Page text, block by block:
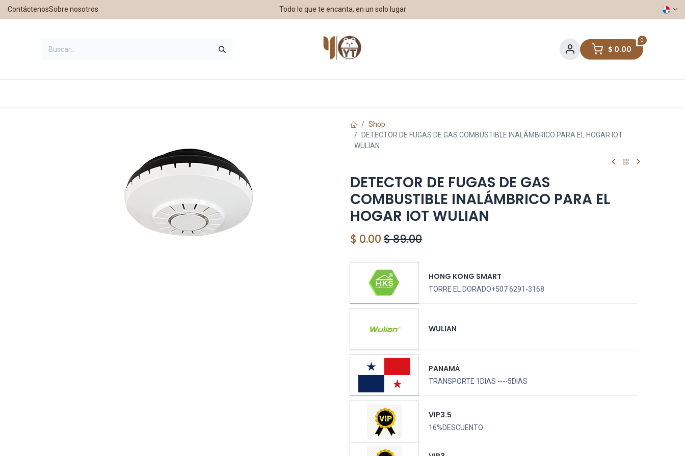
ContáctenosSobre nosotros Todo lo que te encanta, en un solo lugar
0
$ 0.00
Shop
DETECTOR DE FUGAS DE GAS COMBUSTIBLE INALÁMBRICO PARA EL HOGAR IOT
WULIAN
DETECTOR DE FUGAS DE GAS
COMBUSTIBLE INALÁMBRICO PARA EL
HOGAR IOT WULIAN
$ 0.00 $89.00
HONG KONG SMART
TORRE EL DORADO+507 6291-3168
WULIAN
PANAMÁ
TRANSPORTE 1DIAS ----5DIAS
VIP3.5
16%DESCUENTO